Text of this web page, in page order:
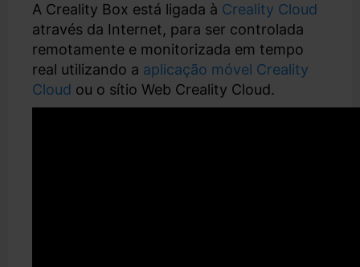
A Creality Box está ligada à Creality Cloud
através da Internet, para ser controlada
remotamente e monitorizada em tempo
real utilizando a aplicação móvel Creality
Cloud ou o sítio Web Creality Cloud.